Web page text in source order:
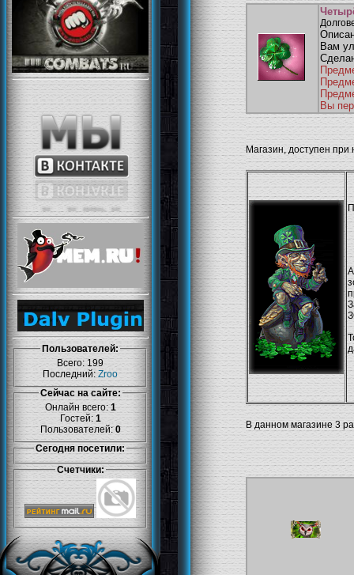
Пользователей:
Всего: 199
Последний:Zroo
Сейчас на сайте:
Онлайн всего:1
Гостей: 1
Пользователей:0
Сегодня посетили:
Счетчики:
Вам
Вы
Магазин, доступен при
В данном магазине 3